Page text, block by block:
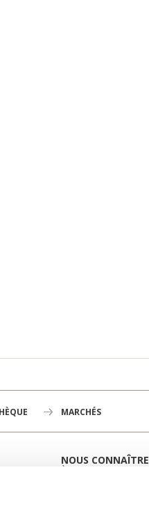
MARCHÉS
NOUS CONNAÎTRE
À LA UNE